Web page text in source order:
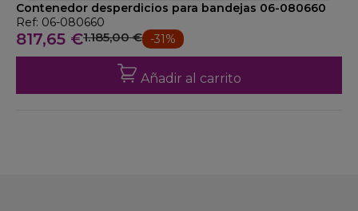
Contenedor desperdicios para bandejas 06-080660
Ref: 06-080660
817,65 €1.185,00 € -31%
Añadir al carrito